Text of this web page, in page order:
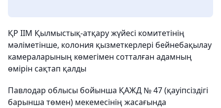
ҚР ІІМ Қылмыстық-атқару жүйесі комитетінің
мәліметінше, колония қызметкерлері бейнебақылау
камераларының көмегімен сотталған адамның
өмірін сақтап қалды
Павлодар облысы бойынша ҚАЖД № 47 (қауіпсіздігі
барынша төмен) мекемесінің жасағында